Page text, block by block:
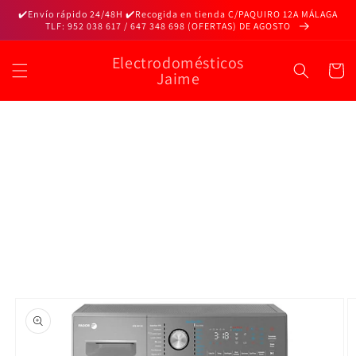
directamente
al contenido
✔️Envío rápido 24/48H ✔️Recogida en tienda C/PAQUIRO 12A MÁLAGA
TLF: 952 038 617 / 647 348 698 (OFERTAS) DE AGOSTO
Electrodomésticos
Jaime Carrito